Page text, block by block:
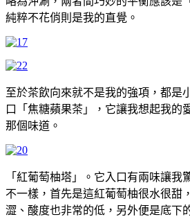
純粹不花俏則是我的直覺。
至於茶飲向來就不是我的強項，都是
口「焦糖蘋果茶」，它讓我想起我的
那個味道。
「紅葡萄柚塔」。它入口有兩味讓我
不一樣，首先是這紅葡萄柚很水很甜
澀、酸度也非常的低，另外便是底下